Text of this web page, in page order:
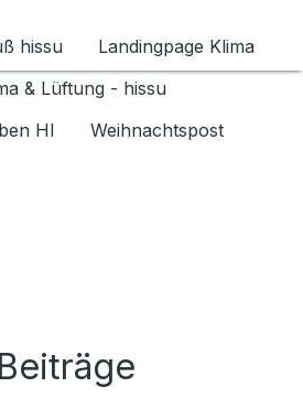
umschalten
hissu
Landingpage Klima
& Lüftung - hissu
HI
Weihnachtspost